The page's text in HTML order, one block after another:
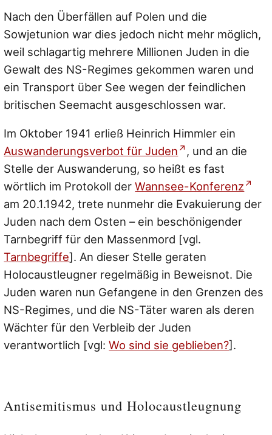
Nach den Überfällen auf Polen und die
Sowjetunion war dies jedoch nicht mehr möglich,
weil schlagartig mehrere Millionen Juden in die
Gewalt des NS-Regimes gekommen waren und
ein Transport über See wegen der feindlichen
britischen Seemacht ausgeschlossen war.
Im Oktober 1941 erließ Heinrich Himmler ein
Auswanderungsverbot für Juden
, und an die
Stelle der Auswanderung, so heißt es fast
wörtlich im Protokoll derWannsee-Konferenz
am 20.1.1942, trete nunmehr die Evakuierung der
Juden nach dem Osten – ein beschönigender
Tarnbegriff für den Massenmord [vgl.
Tarnbegriffe]. An dieser Stelle geraten
Holocaustleugner regelmäßig in Beweisnot. Die
Juden waren nun Gefangene in den Grenzen des
NS-Regimes, und die NS-Täter waren als deren
Wächter für den Verbleib der Juden
verantwortlich [vgl:Wo sind sie geblieben?].
Antisemitismus und Holocaustleugnung